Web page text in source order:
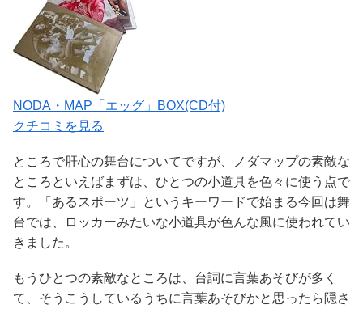
NODA・MAP「エッグ」BOX(CD付)
クチコミを見る
ところで肝心の舞台についてですが、ノダマップの素敵な
ところといえばまずは、ひとつの小道具を色々に使う点で
す。「あるスポーツ」というキーワードで始まる今回は舞
台では、ロッカーみたいな小道具が色んな風に使われてい
きました。
もうひとつの素敵なところは、台詞に言葉あそびが多く
て、そうこうしているうちに言葉あそびかと思ったら隠さ